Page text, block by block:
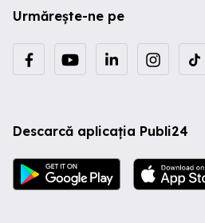
Urmărește-ne pe
Descarcă aplicația Publi24